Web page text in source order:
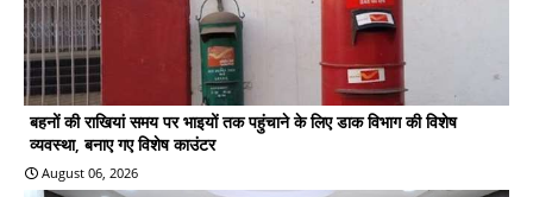
बहनों की राखियां समय पर भाइयों तक पहुंचाने के लिए डाक विभाग की विशेष
व्यवस्था, बनाए गए विशेष काउंटर
August 06, 2026